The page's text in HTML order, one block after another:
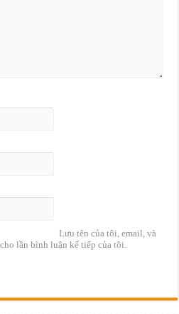
Lưu tên của tôi, email, và
lần bình luận kế tiếp của tôi.